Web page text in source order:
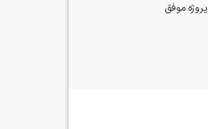
پروژه موفق